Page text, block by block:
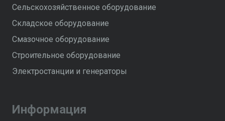
Сельскохозяйственное оборудование
Складское оборудование
Смазочное оборудование
Строительное оборудование
Электростанции и генераторы
Информация